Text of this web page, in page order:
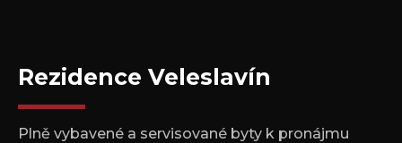
Rezidence Veleslavín
Plně vybavené a servisované byty k pronájmu